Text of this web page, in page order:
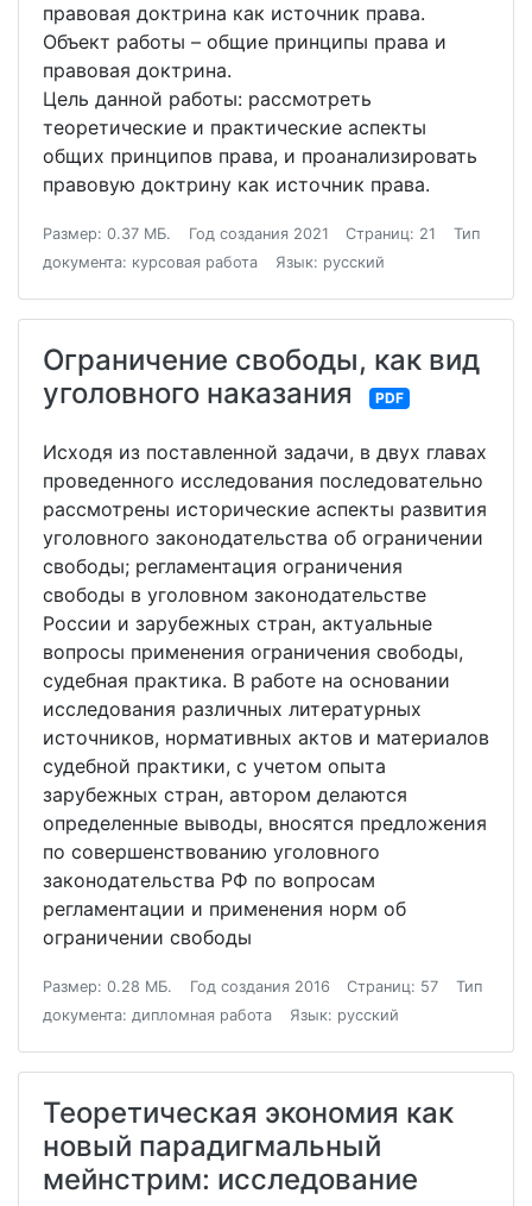
правовая доктрина как источник права.
Объект работы – общие принципы права и
правовая доктрина.
Цель данной работы: рассмотреть
теоретические и практические аспекты
общих принципов права, и проанализировать
правовую доктрину как источник права.
Размер: 0.37 МБ. Год создания 2021 Страниц: 21
Тип
документа: курсовая работа
Язык: русский
Ограничение свободы, как вид
уголовного наказания
PDF
Исходя из поставленной задачи, в двух главах
проведенного исследования последовательно
рассмотрены исторические аспекты развития
уголовного законодательства об ограничении
свободы; регламентация ограничения
свободы в уголовном законодательстве
России и зарубежных стран, актуальные
вопросы применения ограничения свободы,
судебная практика. В работе на основании
исследования различных литературных
источников, нормативных актов и материалов
судебной практики, с учетом опыта
зарубежных стран, автором делаются
определенные выводы, вносятся предложения
по совершенствованию уголовного
законодательства РФ по вопросам
регламентации и применения норм об
ограничении свободы
Размер: 0.28 МБ. Год создания 2016 Страниц: 57
Тип
документа: дипломная работа
Язык: русский
Теоретическая экономия как
новый парадигмальный
мейнстрим: исследование